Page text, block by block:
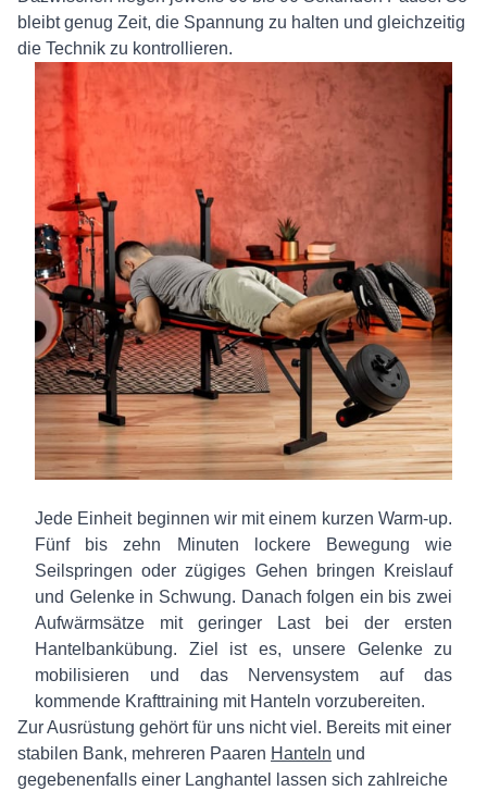
bleibt genug Zeit, die Spannung zu halten und gleichzeitig
die Technik zu kontrollieren.
Jede Einheit beginnen wir mit einem kurzen Warm-up.
Fünf bis zehn Minuten lockere Bewegung wie
Seilspringen oder zügiges Gehen bringen Kreislauf
und Gelenke in Schwung. Danach folgen ein bis zwei
Aufwärmsätze mit geringer Last bei der ersten
Hantelbankübung. Ziel ist es, unsere Gelenke zu
mobilisieren und das Nervensystem auf das
kommende Krafttraining mit Hanteln vorzubereiten.
Zur Ausrüstung gehört für uns nicht viel. Bereits mit einer
stabilen Bank, mehreren Paaren Hanteln und
gegebenenfalls einer Langhantel lassen sich zahlreiche